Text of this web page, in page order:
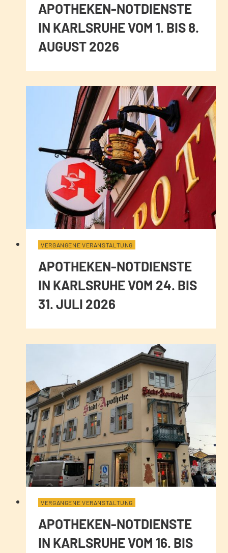
APOTHEKEN-NOTDIENSTE
IN KARLSRUHE VOM 1. BIS 8.
AUGUST 2026
VERGANGENE VERANSTALTUNG
APOTHEKEN-NOTDIENSTE
IN KARLSRUHE VOM 24. BIS
31. JULI 2026
VERGANGENE VERANSTALTUNG
APOTHEKEN-NOTDIENSTE
IN KARLSRUHE VOM 16. BIS